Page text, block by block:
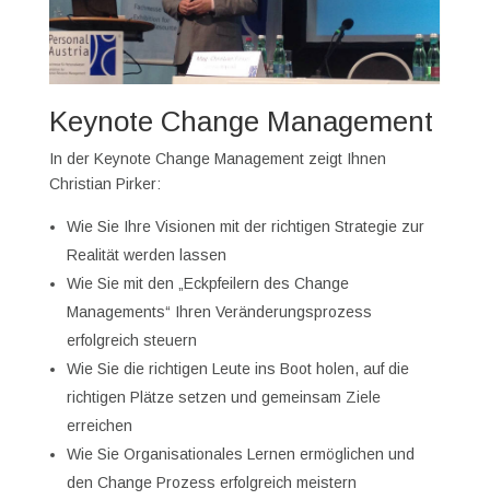
Keynote Change Management
In der Keynote Change Management zeigt Ihnen
Christian Pirker:
Wie Sie Ihre Visionen mit der richtigen Strategie zur
Realität werden lassen
Wie Sie mit den „Eckpfeilern des Change
Managements“ Ihren Veränderungsprozess
erfolgreich steuern
Wie Sie die richtigen Leute ins Boot holen, auf die
richtigen Plätze setzen und gemeinsam Ziele
erreichen
Wie Sie Organisationales Lernen ermöglichen und
den Change Prozess erfolgreich meistern